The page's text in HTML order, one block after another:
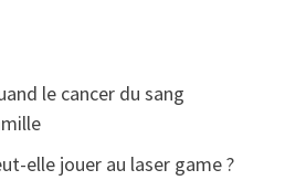
le cancer du sang
elle jouer au laser game ?